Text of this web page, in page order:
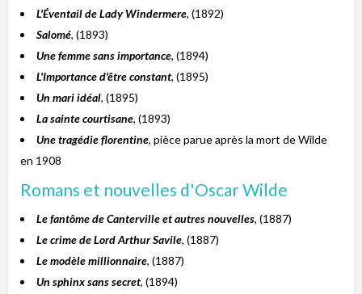
L'Éventail de Lady Windermere, (1892)
Salomé, (1893)
Une femme sans importance, (1894)
L'Importance d'être constant, (1895)
Un mari idéal, (1895)
La sainte courtisane, (1893)
Une tragédie florentine, pièce parue après la mort de Wilde
en 1908
Romans et nouvelles d'Oscar Wilde
Le fantôme de Canterville et autres nouvelles, (1887)
Le crime de Lord Arthur Savile, (1887)
Le modèle millionnaire, (1887)
Un sphinx sans secret, (1894)